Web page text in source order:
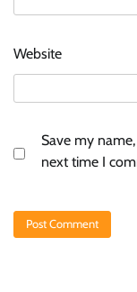
Website
Save my
next time I